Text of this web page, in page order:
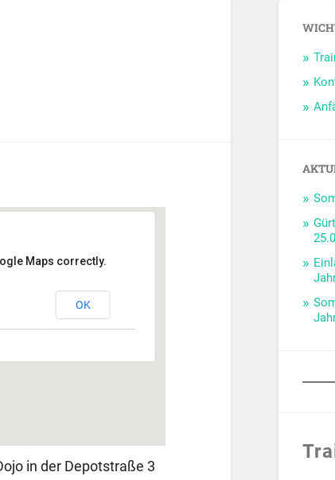
Maps correctly.
OK
in der Depotstraße 3